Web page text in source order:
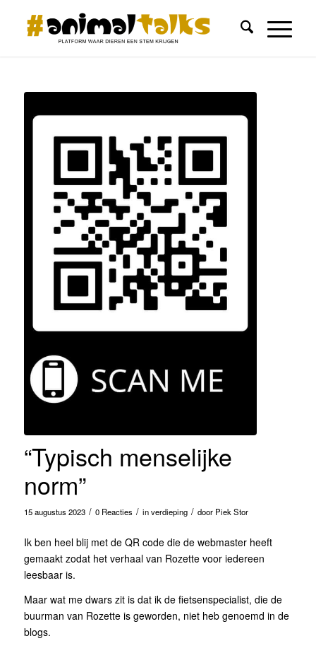
“Typisch menselijke
norm”
15 augustus 2023 / 0 Reacties / inverdieping / door Piek Stor
Ik ben heel blij met de QR code die de webmaster heeft
gemaakt zodat het verhaal van Rozette voor iedereen
leesbaar is.
Maar wat me dwars zit is dat ik de fietsenspecialist, die de
buurman van Rozette is geworden, niet heb genoemd in de
blogs.